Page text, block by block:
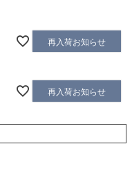
再入荷お知らせ
再入荷お知らせ